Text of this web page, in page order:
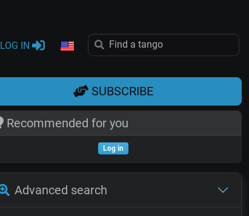
LOG IN
SUBSCRIBE
Recommended for you
Log in
Advanced search